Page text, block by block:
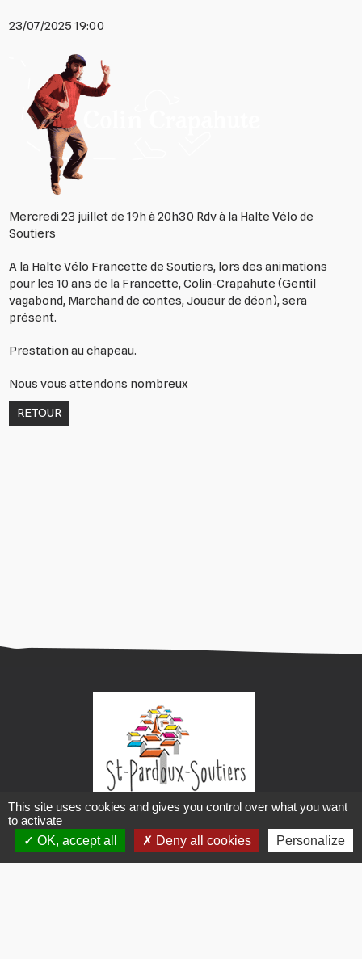
23/07/2025 19:00
Mercredi 23 juillet de 19h à 20h30 Rdv à la Halte Vélo de
Soutiers
A la Halte Vélo Francette de Soutiers, lors des animations
pour les 10 ans de la Francette, Colin-Crapahute (Gentil
vagabond, Marchand de contes, Joueur de déon), sera
présent.
Prestation au chapeau.
Nous vous attendons nombreux
RETOUR
Mairie de Saint-Pardoux-Soutiers
2 impasse des écoliers
79310 Saint-Pardoux-Soutiers
This site uses cookies and gives you control over what you want
to activate
OK, accept all
Deny all cookies Personalize